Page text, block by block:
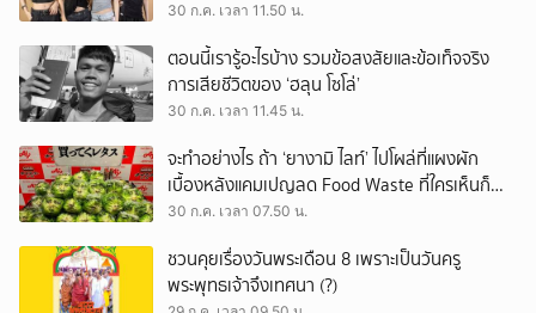
30 ก.ค. เวลา 11.50 น.
ตอนนี้เรารู้อะไรบ้าง รวมข้อสงสัยและข้อเท็จจริง
การเสียชีวิตของ ‘ฮลุน โซโล่’
30 ก.ค. เวลา 11.45 น.
จะทำอย่างไร ถ้า ‘ยางามิ ไลท์’ ไปโผล่ที่แผงผัก
เบื้องหลังแคมเปญลด Food Waste ที่ใครเห็นก็
ต้องหันมอง
30 ก.ค. เวลา 07.50 น.
ชวนคุยเรื่องวันพระเดือน 8 เพราะเป็นวันครู
พระพุทธเจ้าจึงเทศนา (?)